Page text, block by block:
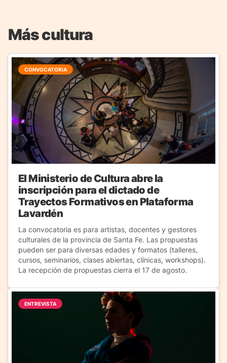
Más cultura
CONVOCATORIA
El Ministerio de Cultura abre la
inscripción para el dictado de
Trayectos Formativos en Plataforma
Lavardén
La convocatoria es para artistas, docentes y gestores
culturales de la provincia de Santa Fe. Las propuestas
pueden ser para diversas edades y formatos (talleres,
cursos, seminarios, clases abiertas, clínicas, workshops).
La recepción de propuestas cierra el 17 de agosto.
ENTREVISTA